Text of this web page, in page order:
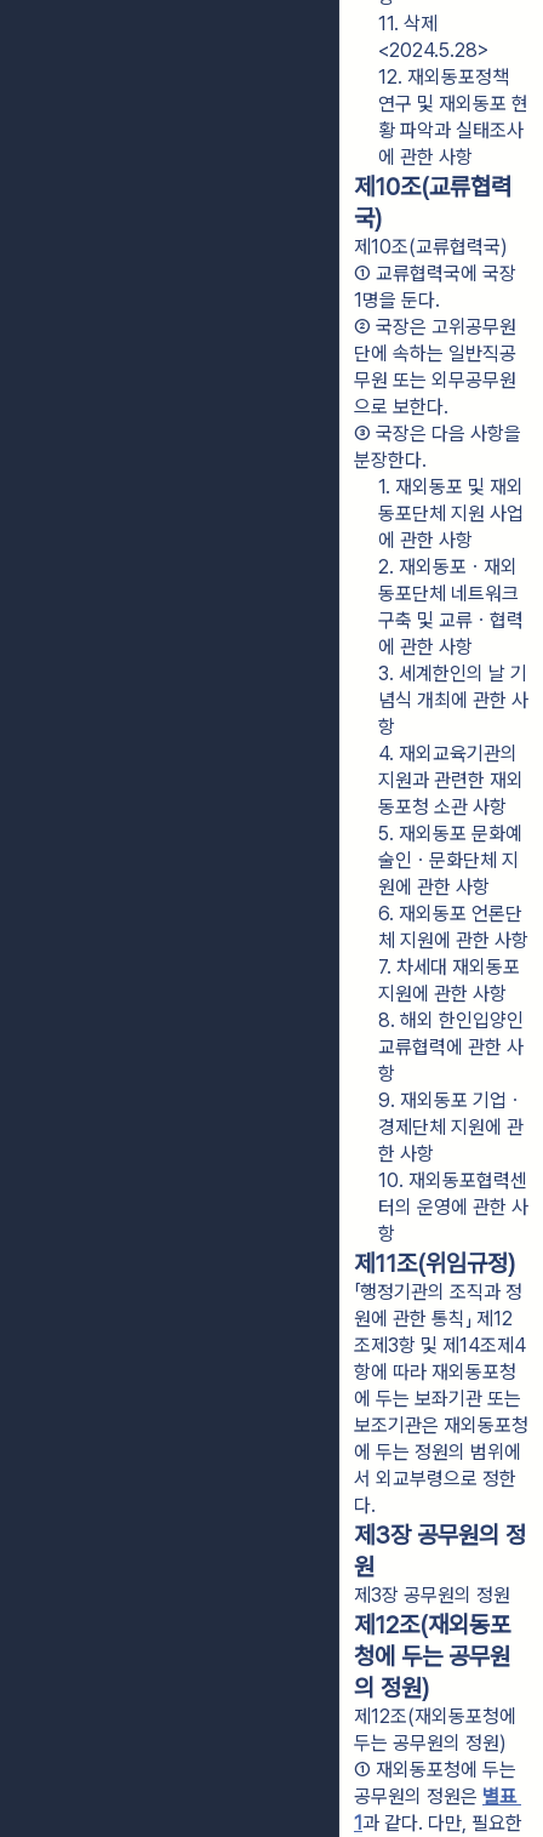
11. 삭제
<2024.5.28>
12. 재외동포정책
연구 및 재외동포 현
황 파악과 실태조사
에 관한 사항
제10조(교류협력
국)
제10조(교류협력국)
① 교류협력국에 국장
1명을 둔다.
② 국장은 고위공무원
단에 속하는 일반직공
무원 또는 외무공무원
으로 보한다.
③ 국장은 다음 사항을
분장한다.
1. 재외동포 및 재외
동포단체 지원 사업
에 관한 사항
2. 재외동포ㆍ재외
동포단체 네트워크
구축 및 교류ㆍ협력
에 관한 사항
3. 세계한인의 날 기
념식 개최에 관한 사
항
4. 재외교육기관의
지원과 관련한 재외
동포청 소관 사항
5. 재외동포 문화예
술인ㆍ문화단체 지
원에 관한 사항
6. 재외동포 언론단
체 지원에 관한 사항
7. 차세대 재외동포
지원에 관한 사항
8. 해외 한인입양인
교류협력에 관한 사
항
9. 재외동포 기업ㆍ
경제단체 지원에 관
한 사항
10. 재외동포협력센
터의 운영에 관한 사
항
제11조(위임규정)
「행정기관의 조직과 정
원에 관한 통칙」 제12
조제3항 및 제14조제4
항에 따라 재외동포청
에 두는 보좌기관 또는
보조기관은 재외동포청
에 두는 정원의 범위에
서 외교부령으로 정한
다.
제3장 공무원의 정
원
제3장 공무원의 정원
제12조(재외동포
청에 두는 공무원
의 정원)
제12조(재외동포청에
두는 공무원의 정원)
① 재외동포청에 두는
공무원의 정원은 별표
1과 같다. 다만, 필요한